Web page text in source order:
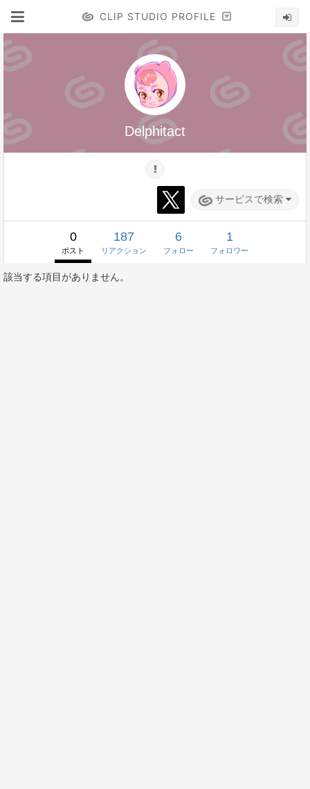
CLIP STUDIO PROFILE
Delphitact
サービスで検索
0
ポスト
187
リアクション
6
フォロー
1
フォロワー
該当する項目がありません。